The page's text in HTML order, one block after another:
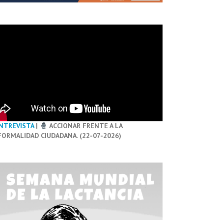
|
ACCIONAR FRENTE A LA
CIUDADANA. (22-07-2026)